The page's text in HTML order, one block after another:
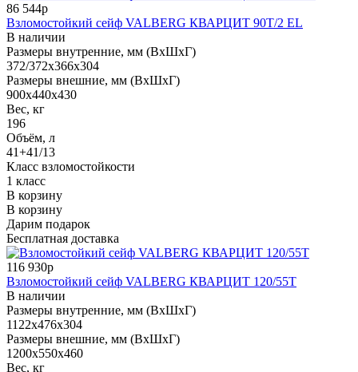
86 544р
Взломостойкий сейф VALBERG КВАРЦИТ 90Т/2 EL
В наличии
Размеры внутренние, мм (ВхШхГ)
372/372x366x304
Размеры внешние, мм (ВхШхГ)
900x440x430
Вес, кг
196
Объём, л
41+41/13
Класс взломостойкости
1 класс
В корзину
В корзину
Дарим подарок
Бесплатная доставка
116 930р
Взломостойкий сейф VALBERG КВАРЦИТ 120/55T
В наличии
Размеры внутренние, мм (ВхШхГ)
1122x476x304
Размеры внешние, мм (ВхШхГ)
1200x550x460
Вес, кг